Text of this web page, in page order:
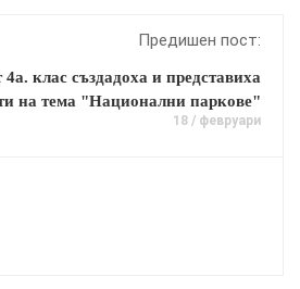
Предишен пост:
клас създадоха и представиха
на тема "Национални паркове"
18 / февруари